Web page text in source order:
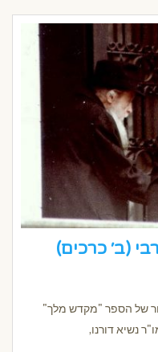
(ב׳ כרכים)
של הספר "מקדש מלך"
נשיא דורנו,